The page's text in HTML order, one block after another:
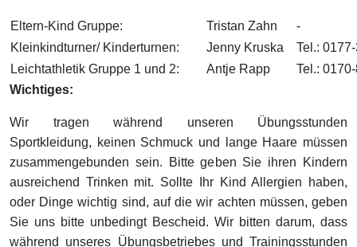
Eltern-Kind Gruppe: Tristan Zahn
-
Kleinkindturner/ Kinderturnen:
Jenny Kruska
Tel.:
Leichtathletik Gruppe 1 und 2:
Antje Rapp
Tel.:
Wichtiges:
Wir tragen während unseren Übungsstunden
Sportkleidung, keinen Schmuck und lange Haare müssen
zusammengebunden sein. Bitte geben Sie ihren Kindern
ausreichend Trinken mit. Sollte Ihr Kind Allergien haben,
oder Dinge wichtig sind, auf die wir achten müssen, geben
Sie uns bitte unbedingt Bescheid. Wir bitten darum, dass
während unseres Übungsbetriebes und Trainingsstunden